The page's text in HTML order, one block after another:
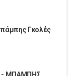
Γκολές
- ΜΠΑΜΠΗΣ